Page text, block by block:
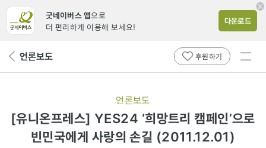
굿네이버스 앱으로
더 편리하게 이용해 보세요!
다운로드
뒤 언론보도 후원하기
전체
언론보도
[유니온프레스] YES24 ‘희망트리 캠페인’으로
빈민국에게 사랑의 손길 (2011.12.01)